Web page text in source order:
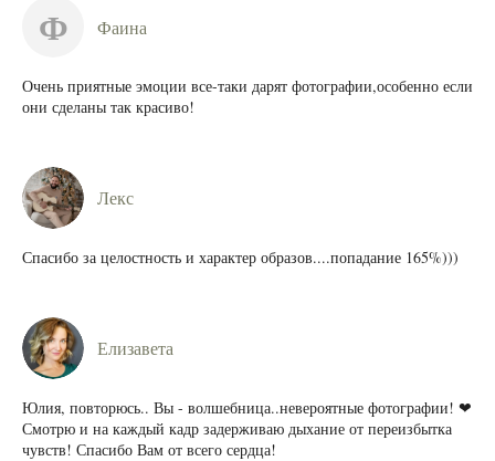
Ф Фаина
Очень приятные эмоции все-таки дарят фотографии,особенно если
они сделаны так красиво!
Лекс
Спасибо за целостность и характер образов....попадание 165%)))
Елизавета
Юлия, повторюсь.. Вы - волшебница..невероятные фотографии! ❤
Смотрю и на каждый кадр задерживаю дыхание от переизбытка
чувств! Спасибо Вам от всего сердца!